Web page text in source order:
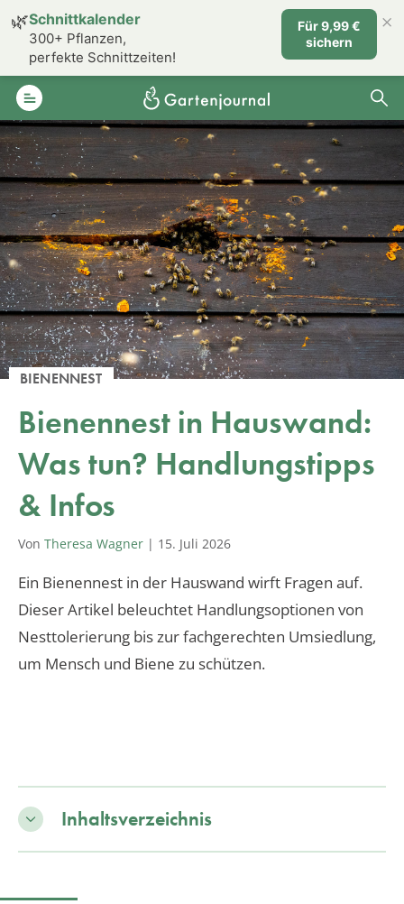
BIENENNEST
Bienennest in Hauswand:
Was tun? Handlungstipps
& Infos
Von Theresa Wagner | 15. Juli 2026
Ein Bienennest in der Hauswand wirft Fragen auf.
Dieser Artikel beleuchtet Handlungsoptionen von
Nesttolerierung bis zur fachgerechten Umsiedlung,
um Mensch und Biene zu schützen.
Inhaltsverzeichnis
🌿Schnittkalender
300+ Pflanzen,
perfekte Schnittzeiten!
Für 9,99 €
sichern
×